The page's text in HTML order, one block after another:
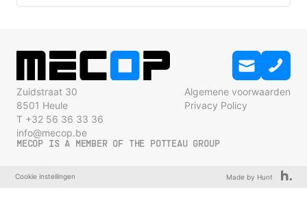
Zuidstraat 30
8501 Heule
T +32 56 36 33 36
info@mecop.be
Algemene voorwaarden
Privacy Policy
MECOP IS A MEMBER OF THE POTTEAU GROUP
Cookie instellingen Made by Hunt